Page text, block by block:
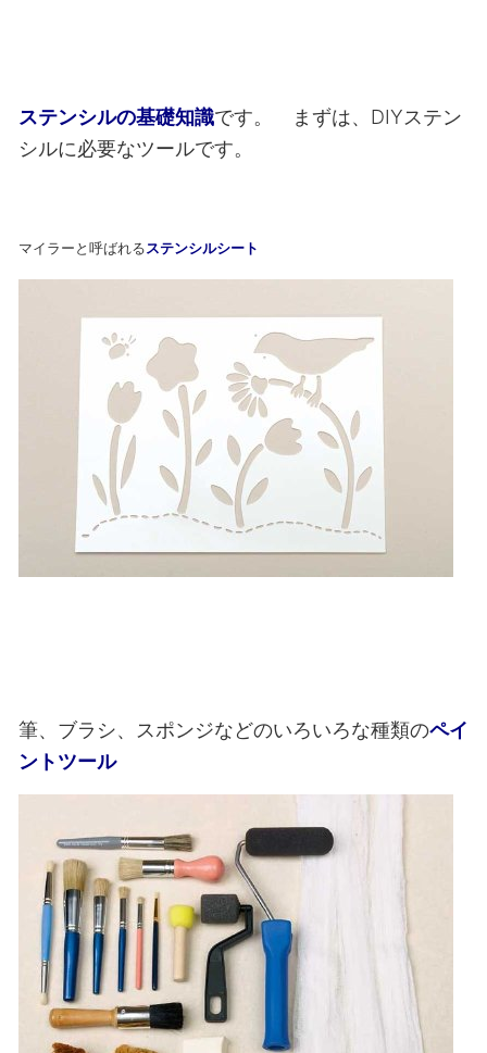
ステンシルの基礎知識です。 まずは、DIYステン
シルに必要なツールです。
マイラーと呼ばれるステンシルシート
筆、ブラシ、スポンジなどのいろいろな種類のペイ
ントツール